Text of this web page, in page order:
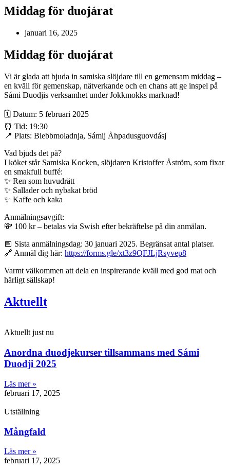
Middag för duojárat
januari 16, 2025
Middag för duojárat
Vi är glada att bjuda in samiska slöjdare till en gemensam middag –
en kväll för gemenskap, nätverkande och en chans att ge inspel på
Sámi Duodjis verksamhet under Jokkmokks marknad!
🗓 Datum: 5 februari 2025
⏰ Tid: 19:30
📍 Plats: Biebbmoladnja, Sámij Åhpadusguovdásj
Vad bjuds det på?
I köket står Samiska Kocken, slöjdaren Kristoffer Åström, som fixar
en smakfull buffé:
✨ Ren som huvudrätt
✨ Sallader och nybakat bröd
✨ Kaffe och kaka
Anmälningsavgift:
💸 100 kr – betalas via Swish efter bekräftelse på din anmälan.
📅 Sista anmälningsdag: 30 januari 2025. Begränsat antal platser.
🔗 Anmäl dig här: https://forms.gle/xt3z9QFJLjRsyvep8
Varmt välkommen att dela en inspirerande kväll med god mat och
härligt sällskap!
Aktuellt
Aktuellt just nu
Anordna duodjekurser tillsammans med Sámi
Duodji 2025
Läs mer »
februari 17, 2025
Utställning
Mångfald
Läs mer »
februari 17, 2025